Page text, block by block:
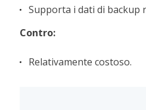
Supporta i dati di backup
Contro:
Relativamente costoso.